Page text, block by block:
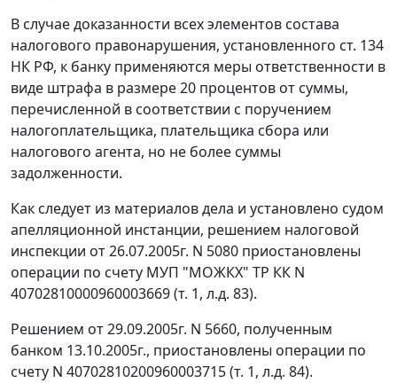
В случае доказанности всех элементов состава
налогового правонарушения, установленного ст. 134
НК РФ, к банку применяются меры ответственности в
виде штрафа в размере 20 процентов от суммы,
перечисленной в соответствии с поручением
налогоплательщика, плательщика сбора или
налогового агента, но не более суммы
задолженности.
Как следует из материалов дела и установлено судом
апелляционной инстанции, решением налоговой
инспекции от 26.07.2005г. N 5080 приостановлены
операции по счету МУП "МОЖКХ" ТР КК N
40702810000960003669 (т. 1, л.д. 83).
Решением от 29.09.2005г. N 5660, полученным
банком 13.10.2005г., приостановлены операции по
счету N 40702810200960003715 (т. 1, л.д. 84).